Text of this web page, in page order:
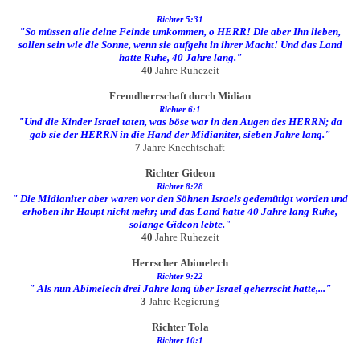
Richter 5:31
"So müssen alle deine Feinde umkommen, o HERR! Die aber Ihn lieben,
sollen sein wie die Sonne, wenn sie aufgeht in ihrer Macht! Und das Land
hatte Ruhe, 40 Jahre lang."
40 Jahre Ruhezeit
Fremdherrschaft durch Midian
Richter 6:1
"Und die Kinder Israel taten, was böse war in den Augen des HERRN; da
gab sie der HERRN in die Hand der Midianiter, sieben Jahre lang."
7 Jahre Knechtschaft
Richter Gideon
Richter 8:28
" Die Midianiter aber waren vor den Söhnen Israels gedemütigt worden und
erhoben ihr Haupt nicht mehr; und das Land hatte 40 Jahre lang Ruhe,
solange Gideon lebte."
40 Jahre Ruhezeit
Herrscher Abimelech
Richter 9:22
" Als nun Abimelech drei Jahre lang über Israel geherrscht hatte,..."
3 Jahre Regierung
Richter Tola
Richter 10:1